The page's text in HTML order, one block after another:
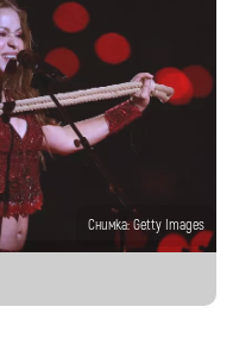
Снимка: Getty Images